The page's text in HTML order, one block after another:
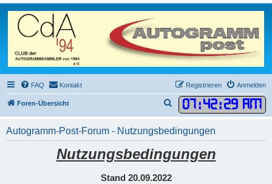
FAQ Kontakt Anmelden
Registrieren
Foren-Übersicht 07:42:29 AM
u
c
e
Autogramm-Post-Forum - Nutzungsbedingungen
Nutzungsbedingungen
Stand 20.09.2022